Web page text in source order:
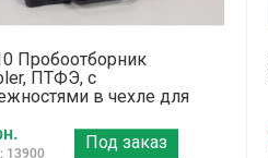
Пробоотборник
ПТФЭ, с
в чехле для
13900
Под заказ